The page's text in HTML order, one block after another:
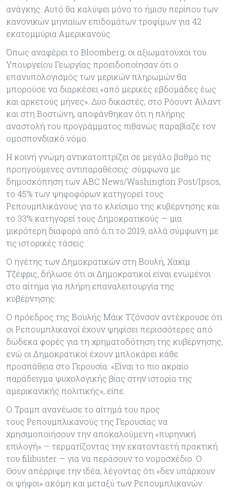
ανάγκης. Αυτό θα καλύψει μόνο το ήμισυ περίπου των
κανονικών μηνιαίων επιδομάτων τροφίμων για 42
εκατομμύρια Αμερικανούς.
Όπως αναφέρει το Bloomberg, οι αξιωματούχοι του
Υπουργείου Γεωργίας προειδοποίησαν ότι ο
επανυπολογισμός των μερικών πληρωμών θα
μπορούσε να διαρκέσει «από μερικές εβδομάδες έως
και αρκετούς μήνες». Δύο δικαστές, στο Ρόουντ Άιλαντ
και στη Βοστώνη, αποφάνθηκαν ότι η πλήρης
αναστολή του προγράμματος πιθανώς παραβίαζε τον
ομοσπονδιακό νόμο.
Η κοινή γνώμη αντικατοπτρίζει σε μεγάλο βαθμό τις
προηγούμενες αντιπαραθέσεις: σύμφωνα με
δημοσκόπηση των ABC News/Washington Post/Ipsos,
το 45% των ψηφοφόρων κατηγορεί τους
Ρεπουμπλικάνους για το κλείσιμο της κυβέρνησης και
το 33% κατηγορεί τους Δημοκρατικούς — μια
μικρότερη διαφορά από ό,τι το 2019, αλλά σύμφωνη με
τις ιστορικές τάσεις.
Ο ηγέτης των Δημοκρατικών στη Βουλή, Χακίμ
Τζέφρις, δήλωσε ότι οι Δημοκρατικοί είναι ενωμένοι
στο αίτημα για πλήρη επαναλειτουργία της
κυβέρνησης.
Ο πρόεδρος της Βουλής Μάικ Τζόνσον αντέκρουσε ότι
οι Ρεπουμπλικανοί έχουν ψηφίσει περισσότερες από
δώδεκα φορές για τη χρηματοδότηση της κυβέρνησης,
ενώ οι Δημοκρατικοί έχουν μπλοκάρει κάθε
προσπάθεια στο Γερουσία. «Είναι το πιο ακραίο
παράδειγμα ψυχολογικής βίας στην ιστορία της
αμερικανικής πολιτικής», είπε.
Ο Τραμπ ανανέωσε το αίτημά του προς
τους Ρεπουμπλικανούς της Γερουσίας να
χρησιμοποιήσουν την αποκαλούμενη «πυρηνική
επιλογή» — τερματίζοντας την εκατονταετή πρακτική
του filibuster — για να περάσουν το νομοσχέδιο. Ο
Θουν απέρριψε την ιδέα, λέγοντας ότι «δεν υπάρχουν
οι ψήφοι» ακόμη και μεταξύ των Ρεπουμπλικανών.